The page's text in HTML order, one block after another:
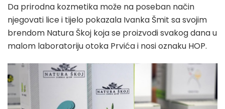
Da prirodna kozmetika može na poseban način
njegovati lice i tijelo pokazala Ivanka Šmit sa svojim
brendom Natura Škoj koja se proizvodi svakog dana u
malom laboratoriju otoka Prvića i nosi oznaku HOP.